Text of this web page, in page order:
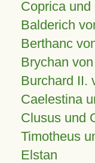
Coprica und
Balderich
Berthanc
Brychan
Burchard II.
Caelestina
Clusus und
Timotheus
Elstan